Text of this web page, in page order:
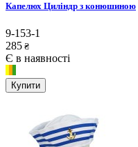
Капелюх Циліндр з конюшиною
9-153-1
285 ₴
Є в наявності
Купити